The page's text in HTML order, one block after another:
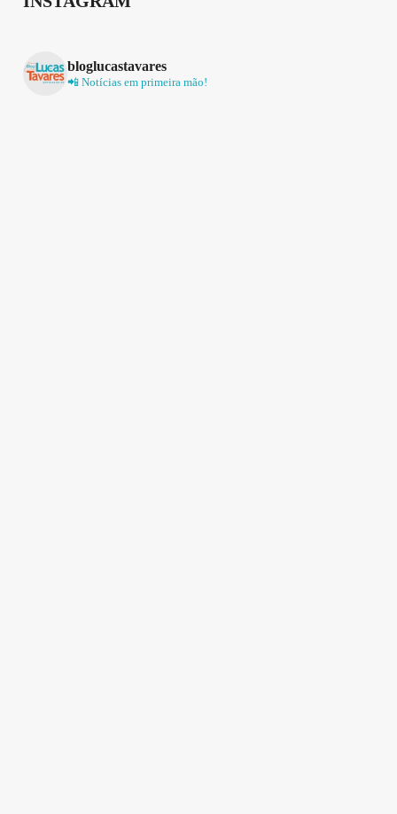
bloglucastavares
📲 Notícias em primeira mão!